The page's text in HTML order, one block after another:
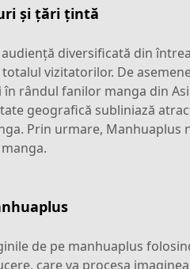
și țări țintă
diversificată din
vizitatorilor. De
rândul fanilor manga din
geografică subliniază
Prin urmare,
de pe manhuaplus
care va procesa